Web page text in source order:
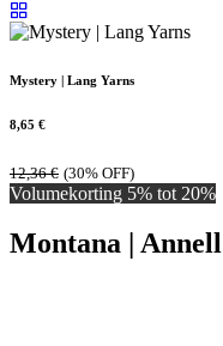
Mystery | Lang Yarns
8,65 €
12,36€ (30% OFF)
Volumekorting 5% tot 20%
Montana | Annell